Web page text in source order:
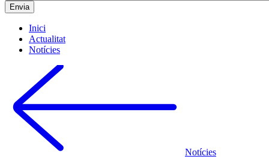
Inici
Actualitat
Notícies
Notícies